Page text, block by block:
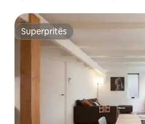
Superpritës
Superpritës